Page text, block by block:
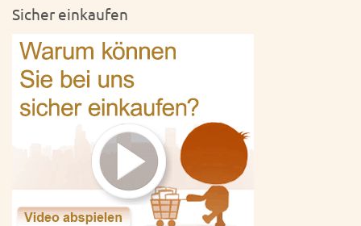
Sicher einkaufen